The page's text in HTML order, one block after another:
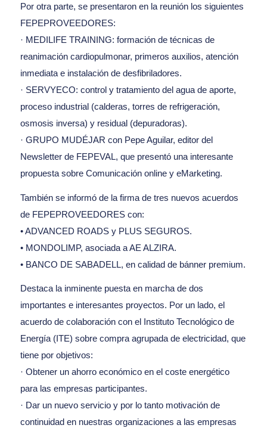
Por otra parte, se presentaron en la reunión los siguientes
FEPEPROVEEDORES:
· MEDILIFE TRAINING: formación de técnicas de
reanimación cardiopulmonar, primeros auxilios, atención
inmediata e instalación de desfibriladores.
· SERVYECO: control y tratamiento del agua de aporte,
proceso industrial (calderas, torres de refrigeración,
osmosis inversa) y residual (depuradoras).
· GRUPO MUDÉJAR con Pepe Aguilar, editor del
Newsletter de FEPEVAL, que presentó una interesante
propuesta sobre Comunicación online y eMarketing.
También se informó de la firma de tres nuevos acuerdos
de FEPEPROVEEDORES con:
• ADVANCED ROADS y PLUS SEGUROS.
• MONDOLIMP, asociada a AE ALZIRA.
• BANCO DE SABADELL, en calidad de bánner premium.
Destaca la inminente puesta en marcha de dos
importantes e interesantes proyectos. Por un lado, el
acuerdo de colaboración con el Instituto Tecnológico de
Energía (ITE) sobre compra agrupada de electricidad, que
tiene por objetivos:
· Obtener un ahorro económico en el coste energético
para las empresas participantes.
· Dar un nuevo servicio y por lo tanto motivación de
continuidad en nuestras organizaciones a las empresas